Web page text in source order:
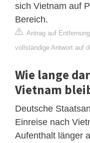
sich Vietnam auf
Bereich.
Antrag auf
vollständige Antwort auf
Wie lange
Vietnam
Deutsche
Einreise nach
Aufenthalt länger